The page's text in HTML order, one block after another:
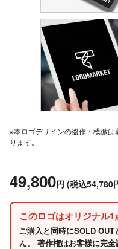
※本ロゴデザインの盗作・模倣
ります。
49,800円 (税込54,780
このロゴはオリジナル1
ご購入と同時にSOLD
ん。 著作権はお客様に完全